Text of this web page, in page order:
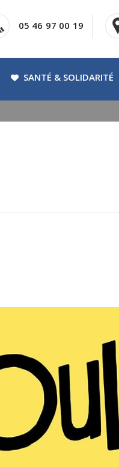
05 46 97 00 19
SANTÉ & SOLIDARITÉ